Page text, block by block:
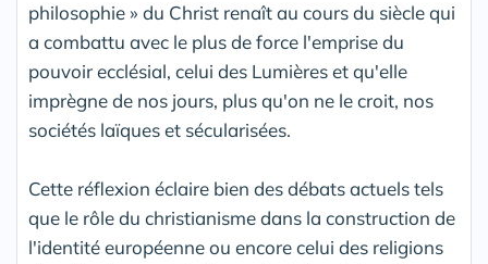
philosophie » du Christ renaît au cours du siècle qui
a combattu avec le plus de force l'emprise du
pouvoir ecclésial, celui des Lumières et qu'elle
imprègne de nos jours, plus qu'on ne le croit, nos
sociétés laïques et sécularisées.
Cette réflexion éclaire bien des débats actuels tels
que le rôle du christianisme dans la construction de
l'identité européenne ou encore celui des religions